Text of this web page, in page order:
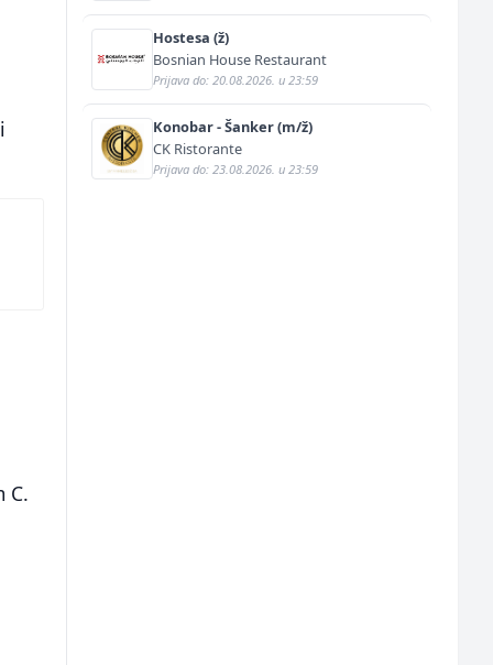
C.
Hostesa (ž)
Bosnian House Restaurant
Prijava do: 20.08.2026. u 23:59
Konobar - Šanker (m/ž)
CK Ristorante
Prijava do: 23.08.2026. u 23:59